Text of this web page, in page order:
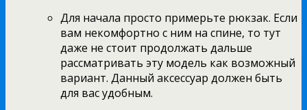
Для начала просто примерьте рюкзак. Если
вам некомфортно с ним на спине, то тут
даже не стоит продолжать дальше
рассматривать эту модель как возможный
вариант. Данный аксессуар должен быть
для вас удобным.